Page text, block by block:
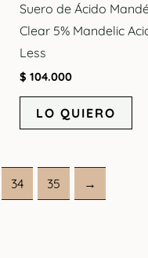
Suero de Ácido
Clear 5% Mandelic
Less
$ 104.000
LO QUIERO
34 35 →